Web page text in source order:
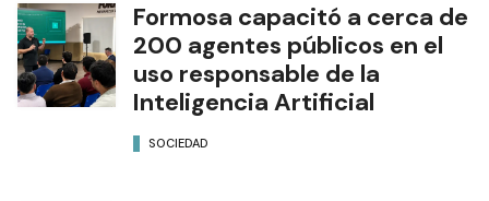
Formosa capacitó a cerca de
200 agentes públicos en el
uso responsable de la
Inteligencia Artificial
SOCIEDAD